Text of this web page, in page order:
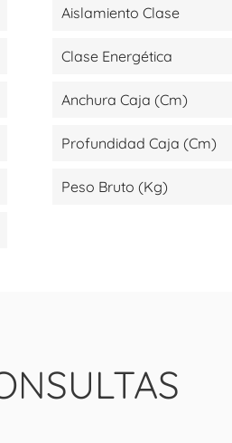
Aislamiento Clase
Clase Energética
Anchura Caja (cm)
Profundidad Caja (cm)
Peso Bruto (kg)